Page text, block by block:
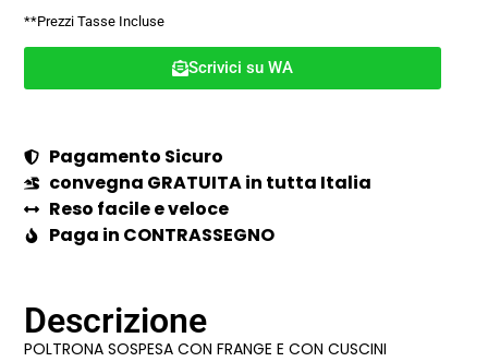
**Prezzi Tasse Incluse
Scrivici su WA
Pagamento Sicuro
convegna GRATUITA in tutta Italia
Reso facile e veloce
Paga in CONTRASSEGNO
Descrizione
POLTRONA SOSPESA CON FRANGE E CON CUSCINI